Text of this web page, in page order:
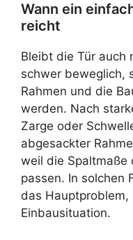
Wann ein
reicht
Bleibt die Tür auch
schwer beweglich,
Rahmen und die
werden. Nach
Zarge oder
abgesackter
weil die Spaltmaße
passen. In solchen
das Hauptproblem,
Einbausituation.